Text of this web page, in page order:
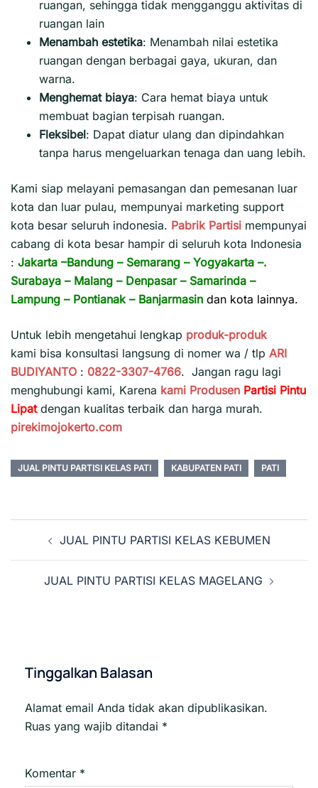
ruangan, sehingga tidak mengganggu aktivitas di
ruangan lain
Menambah estetika: Menambah nilai estetika
ruangan dengan berbagai gaya, ukuran, dan
warna.
Menghemat biaya: Cara hemat biaya untuk
membuat bagian terpisah ruangan.
Fleksibel: Dapat diatur ulang dan dipindahkan
tanpa harus mengeluarkan tenaga dan uang lebih.
Kami siap melayani pemasangan dan pemesanan luar
kota dan luar pulau, mempunyai marketing support
kota besar seluruh indonesia. Pabrik Partisi mempunyai
cabang di kota besar hampir di seluruh kota Indonesia
: Jakarta –Bandung – Semarang – Yogyakarta –.
Surabaya – Malang – Denpasar– Samarinda –
Lampung – Pontianak– Banjarmasin dan kota lainnya.
Untuk lebih mengetahui lengkap produk-produk
kami bisa konsultasi langsung di nomer wa / tlp ARI
BUDIYANTO : 0822-3307-4766. Jangan ragu lagi
menghubungi kami, Karena kami Produsen Partisi Pintu
Lipat dengan kualitas terbaik dan harga murah.
pirekimojokerto.com
JUAL PINTU PARTISI KELAS PATI KABUPATEN PATI PATI
TulisanJUAL PINTU PARTISI KELAS KEBUMEN
JUAL PINTU PARTISI KELAS MAGELANG
Tinggalkan Balasan
Alamat email Anda tidak akan dipublikasikan.
Ruas yang wajib ditandai *
Komentar *